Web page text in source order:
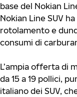
base del Nokian
Nokian Line SUV
rotolamento e
consumi di
L’ampia offerta di
da 15 a 19 pollici,
italiano dei SUV,